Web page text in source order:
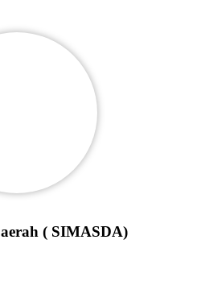
( SIMASDA)